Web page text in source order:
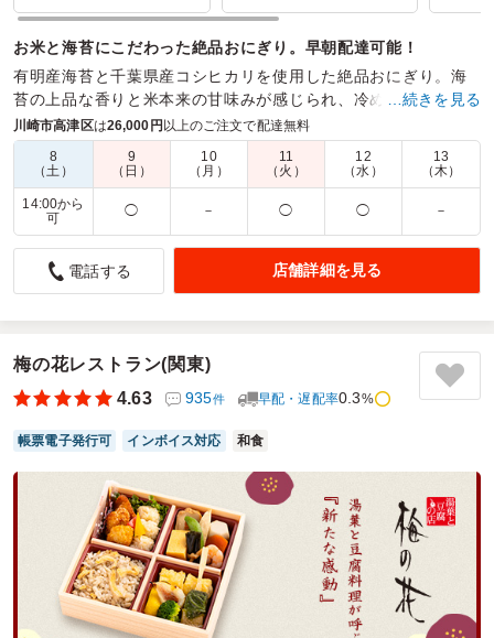
お米と海苔にこだわった絶品おにぎり。早朝配達可能！
有明産海苔と千葉県産コシヒカリを使用した絶品おにぎり。海
苔の上品な香りと米本来の甘味みが感じられ、冷めても「ふっ
くら」としているおにぎりは至福のひとときを演出します。
商品数： 締切日時： 1日前17:00 価格帯：
972円～2,700円
配達時間：
6:00～20:00
こだわり具材の「おにぎり軽食BOX」
4.5
なるおにぎりは、どこか懐かしくホッとする味わいです。一
濃厚な一品。小ぶりながら満足感が高く、具材のコントラス
トが最後まで飽きさせません。忙しい合間のエネルギー補給
参加者の年齢：
神奈川県川崎市高津区久地 2025/12/15
板五米店-旅とお結び-の口コミをもっと見る
…続きを見る
川崎市高津区は26,000円 以上のご注文で配達無料
8
（土）
9
（日）
10
（月）
11
（火）
12
（水）
13
（木）
14:00から
可
◯ － ◯ ◯ －
電話する 店舗詳細を見る
梅の花レストラン(関東)
4.63
935件 早配・遅配率0.3%
帳票電子発行可 インボイス対応 和食